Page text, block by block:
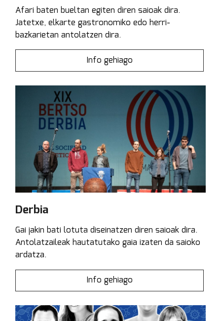
Afari baten bueltan egiten diren saioak dira.
Jatetxe, elkarte gastronomiko edo herri-
bazkarietan antolatzen dira.
Info gehiago
Derbia
Gai jakin bati lotuta diseinatzen diren saioak dira.
Antolatzaileak hautatutako gaia izaten da saioko
ardatza.
Info gehiago